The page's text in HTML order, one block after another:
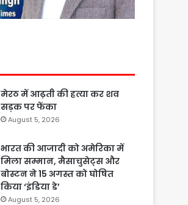
मेरठ में आढ़ती की हत्या कर शव
सड़क पर फेंका
August 5, 2026
भारत की आजादी को अमेरिका में
मिला सम्मान, मैसाचुसेट्स और
बोस्टन ने 15 अगस्त को घोषित
किया ‘इंडिया डे’
August 5, 2026